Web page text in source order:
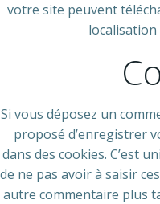
votre site peuvent
localisation
Si vous déposez un
proposé d’enregistrer
dans des cookies. C’est
de ne pas avoir à saisir
autre commentaire plus